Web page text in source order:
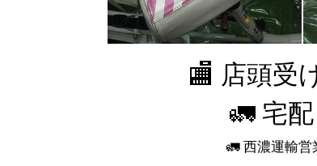
🏬 店頭受
🚛 宅配
🚛 西濃運輸営